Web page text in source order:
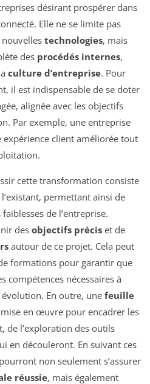
désirant prospérer dans
Elle ne se limite pas
technologies, mais
des procédés internes,
culture d’entreprise. Pour
il est indispensable de se doter
alignée avec les objectifs
Par exemple, une entreprise
expérience client améliorée tout
cette transformation consiste
l’existant, permettant ainsi de
de l’entreprise.
des objectifs précis et de
autour de ce projet. Cela peut
formations pour garantir que
compétences nécessaires à
évolution. En outre, une feuille
en œuvre pour encadrer les
de l’exploration des outils
en découleront. En suivant ces
non seulement s’assurer
réussie, mais également